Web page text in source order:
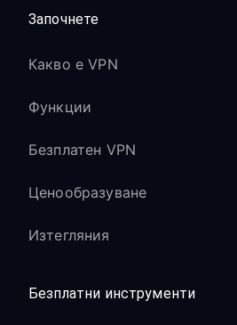
Започнете
Какво е VPN
Функции
Безплатен VPN
Ценообразуване
Изтегляния
Безплатни инструменти